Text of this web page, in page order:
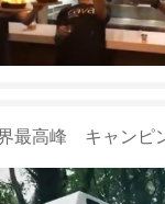
最高峰 キャンピ